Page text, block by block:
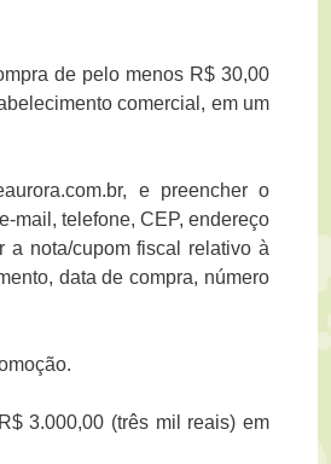
de pelo menos R$ 30,00
comercial, em um
e preencher o
mail, telefone, CEP, endereço
a nota/cupom fiscal relativo à
data de compra, número
3.000,00 (três mil reais) em